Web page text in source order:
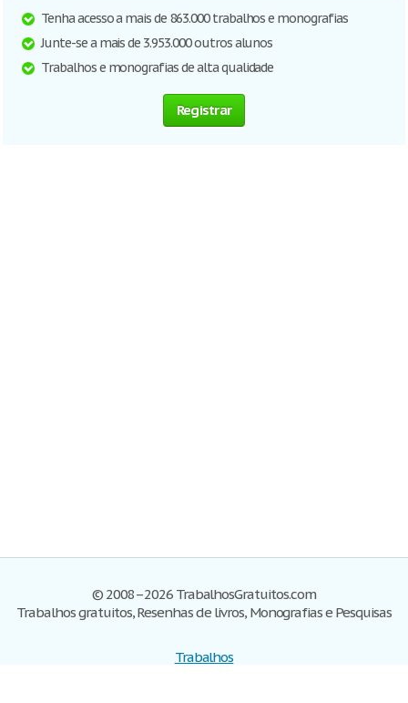
Tenha acesso a mais de 863.000 trabalhos e monografias
Junte-se a mais de 3.953.000 outros alunos
Trabalhos e monografias de alta qualidade
Registrar
© 2008–2026 TrabalhosGratuitos.com
Trabalhos gratuitos, Resenhas de livros, Monografias e Pesquisas
Trabalhos